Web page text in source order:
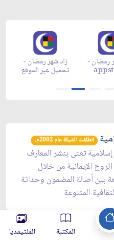
زاد شهر رمضان -
تحميل عبر الموقع
رمضان -
انطلقت الشبكة عام 2002م.
تعنى بنشر المعارف
الإيمانية من خلال
بين أصالة المضمون وحداثة
المتنوعة
المكتبة الملتيمديا